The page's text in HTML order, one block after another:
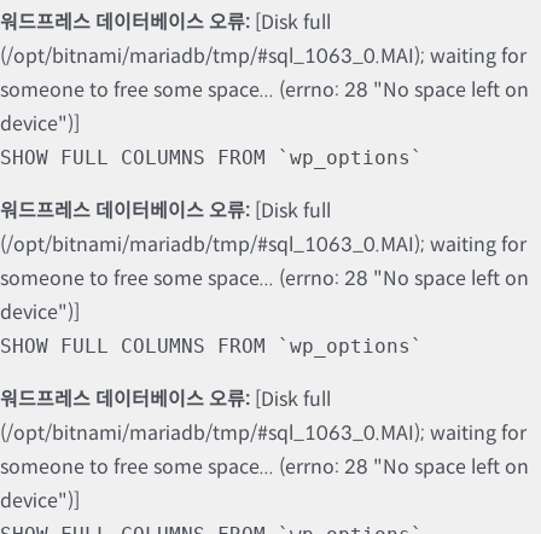
워드프레스 데이터베이스 오류: [Disk full
(/opt/bitnami/mariadb/tmp/#sql_1063_0.MAI); waiting for
someone to free some space... (errno: 28 "No space left on
device")]
SHOW FULL COLUMNS FROM `wp_options`
워드프레스 데이터베이스 오류: [Disk full
(/opt/bitnami/mariadb/tmp/#sql_1063_0.MAI); waiting for
someone to free some space... (errno: 28 "No space left on
device")]
SHOW FULL COLUMNS FROM `wp_options`
워드프레스 데이터베이스 오류: [Disk full
(/opt/bitnami/mariadb/tmp/#sql_1063_0.MAI); waiting for
someone to free some space... (errno: 28 "No space left on
device")]